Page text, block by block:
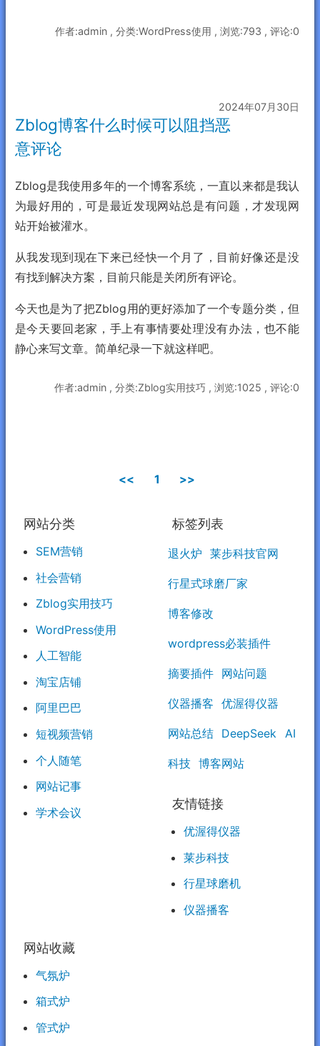
作者:admin , 分类:WordPress使用 , 浏览:793 , 评论:0
2024年07月30日
Zblog博客什么时候可以阻挡恶
意评论
Zblog是我使用多年的一个博客系统，一直以来都是我认
为最好用的，可是最近发现网站总是有问题，才发现网
站开始被灌水。
从我发现到现在下来已经快一个月了，目前好像还是没
有找到解决方案，目前只能是关闭所有评论。
今天也是为了把Zblog用的更好添加了一个专题分类，但
是今天要回老家，手上有事情要处理没有办法，也不能
静心来写文章。简单纪录一下就这样吧。
作者:admin , 分类:Zblog实用技巧 , 浏览:1025 , 评论:0
<< 1 >>
网站分类
SEM营销
社会营销
Zblog实用技巧
WordPress使用
人工智能
淘宝店铺
阿里巴巴
短视频营销
个人随笔
网站记事
学术会议
标签列表
退火炉 莱步科技官网
行星式球磨厂家
博客修改
wordpress必装插件
摘要插件 网站问题
仪器播客 优渥得仪器
网站总结 DeepSeek AI
科技 博客网站
友情链接
优渥得仪器
莱步科技
行星球磨机
仪器播客
网站收藏
气氛炉
箱式炉
管式炉